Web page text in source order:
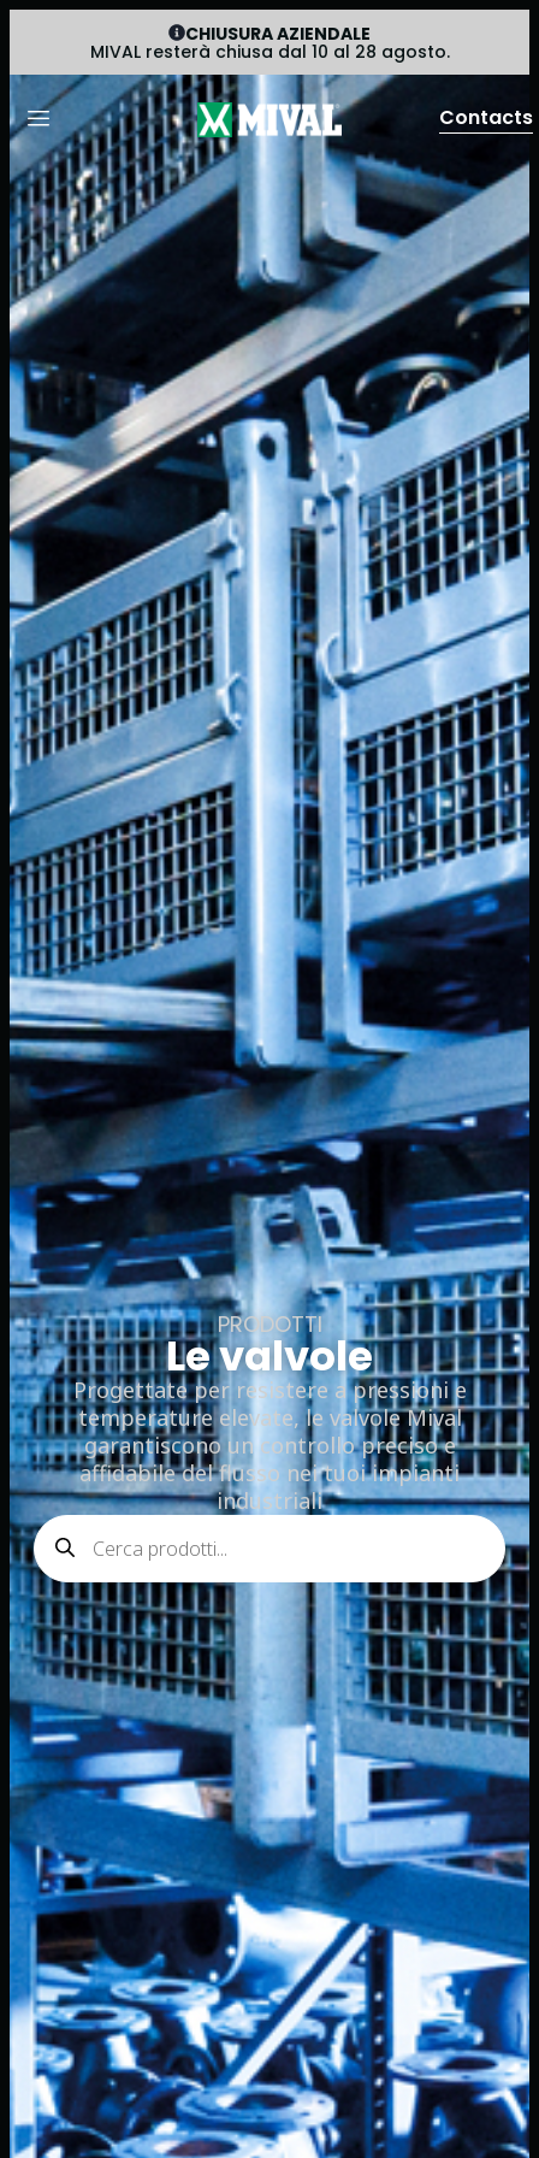
CHIUSURA AZIENDALE
MIVAL resterà chiusa dal 10 al 28 agosto.
Contacts
PRODOTTI
Le valvole
Progettate per resistere a pressioni e
temperature elevate, le valvole Mival
garantiscono un controllo preciso e
affidabile del flusso nei tuoi impianti
industriali